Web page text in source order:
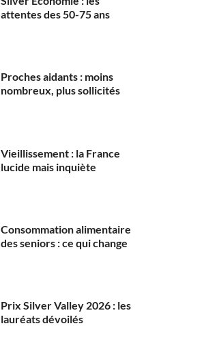
attentes des 50-75 ans
Proches aidants : moins
nombreux, plus sollicités
Vieillissement : la France
lucide mais inquiète
Consommation alimentaire
des seniors : ce qui change
Prix Silver Valley 2026 : les
lauréats dévoilés